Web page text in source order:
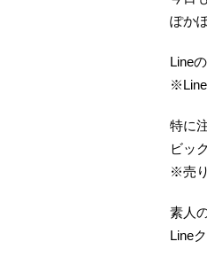
ぽか
Line
特に
ビッ
※売
素人
Line